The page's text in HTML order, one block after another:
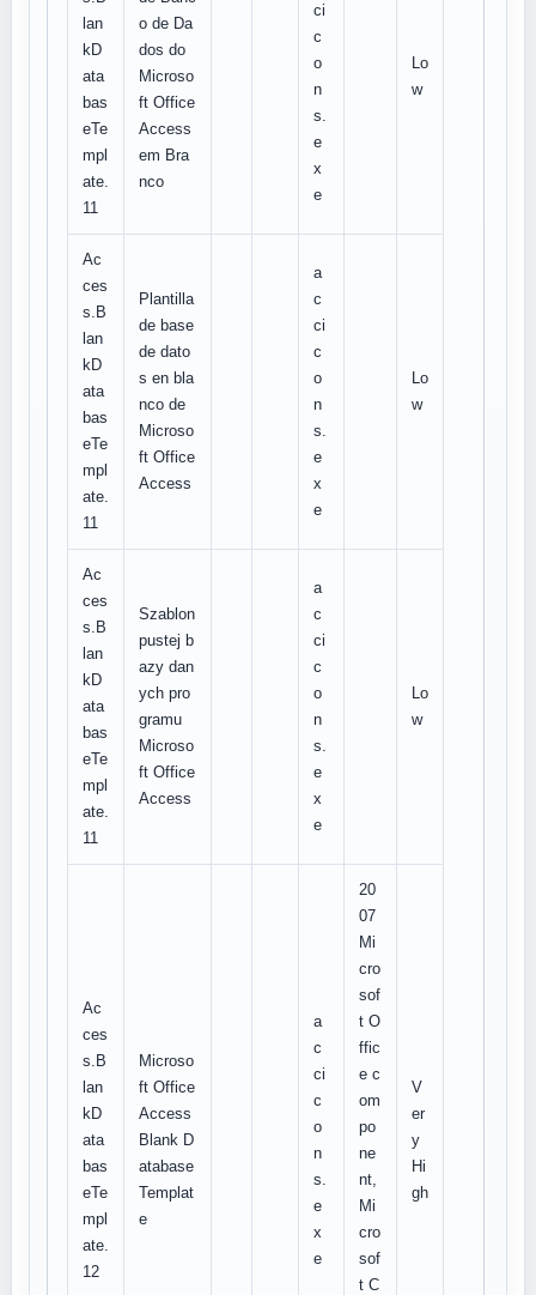
lan
kD
ata
bas
eTe
mpl
ate.
11
o de Da
dos do
Microso
ft Office
Access
em Bra
nco
ci
c
o
n
s.
e
x
e
Lo
w
Ac
ces
s.B
lan
kD
ata
bas
eTe
mpl
ate.
11
Plantilla
de base
de dato
s en bla
nco de
Microso
ft Office
Access
a
c
ci
c
o
n
s.
e
x
e
Lo
w
Ac
ces
s.B
lan
kD
ata
bas
eTe
mpl
ate.
11
Szablon
pustej b
azy dan
ych pro
gramu
Microso
ft Office
Access
a
c
ci
c
o
n
s.
e
x
e
Lo
w
Ac
ces
s.B
lan
kD
ata
bas
eTe
mpl
ate.
12
Microso
ft Office
Access
Blank D
atabase
Templat
e
a
c
ci
c
o
n
s.
e
x
e
20
07
Mi
cro
sof
t O
ffic
e c
om
po
ne
nt,
Mi
cro
sof
t C
V
er
y
Hi
gh